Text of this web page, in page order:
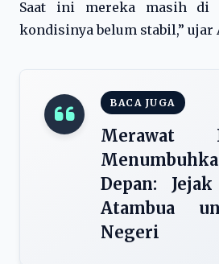
Saat ini mereka masih di
kondisinya belum stabil,” ujar
BACA JUGA
Merawat
Depan:
Atambua
Negeri